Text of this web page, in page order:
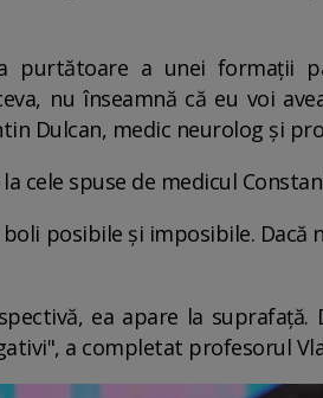
purtătoare a unei formații
nu înseamnă că eu voi
Dulcan, medic neurolog și
cele spuse de medicul
posibile și imposibile.
ea apare la
a completat profesorul